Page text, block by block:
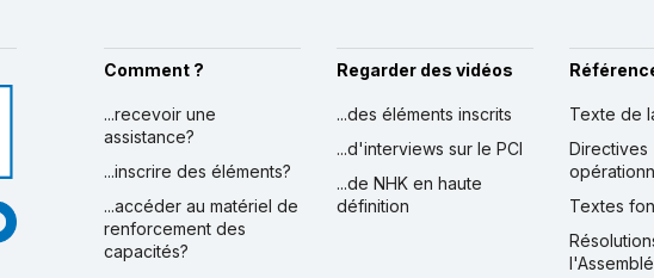
Comment ?
...recevoir une
assistance?
...inscrire des éléments?
...accéder au matériel de
renforcement des
capacités?
Regarder des vidéos
...des éléments inscrits
...d'interviews sur le PCI
...de NHK en haute
définition
Texte de
Directives
Textes